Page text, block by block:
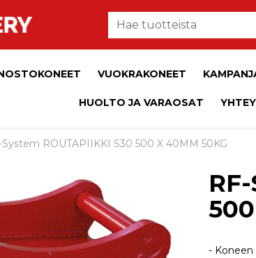
VUOKRAKONEET
HUOLTO JA VARAOSAT
System ROUTAPIIKKI S30 500 X 40MM 50KG
- Koneen